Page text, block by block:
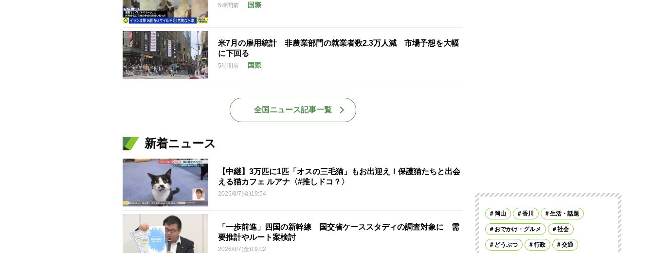
5時間前 国際
米7月の雇用統計 非農業部門の就業者数2.3万人減 市場予想を大幅
に下回る
5時間前 国際
全国ニュース記事一覧
新着ニュース
【中継】3万匹に1匹「オスの三毛猫」もお出迎え！保護猫たちと出会
える猫カフェ ルアナ〈#推しドコ？〉
2026/8/7(金)19:54
「一歩前進」四国の新幹線 国交省ケーススタディの調査対象に 需
要推計やルート案検討
2026/8/7(金)19:02
岡山 香川 生活・話題
おでかけ・グルメ 社会
どうぶつ 行政 交通